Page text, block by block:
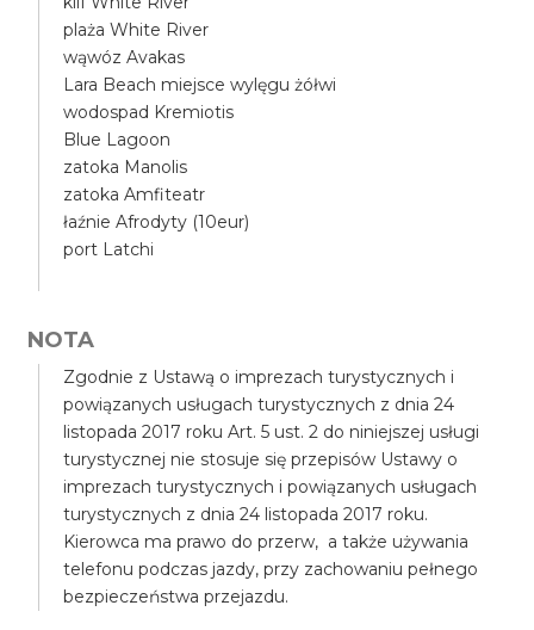
plaża White River
wąwóz Avakas
Lara Beach miejsce wylęgu żółwi
wodospad Kremiotis
Blue Lagoon
zatoka Manolis
zatoka Amfiteatr
łaźnie Afrodyty (10eur)
port Latchi
NOTA
Zgodnie z Ustawą o imprezach turystycznych i
powiązanych usługach turystycznych z dnia 24
listopada 2017 roku Art. 5 ust. 2 do niniejszej usługi
turystycznej nie stosuje się przepisów Ustawy o
imprezach turystycznych i powiązanych usługach
turystycznych z dnia 24 listopada 2017 roku.
Kierowca ma prawo do przerw, a także używania
telefonu podczas jazdy, przy zachowaniu pełnego
bezpieczeństwa przejazdu.